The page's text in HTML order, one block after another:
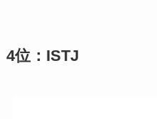
4位：ISTJ